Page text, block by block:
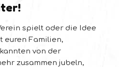
spielt oder die Idee
euren Familien,
von der
zusammen jubeln,